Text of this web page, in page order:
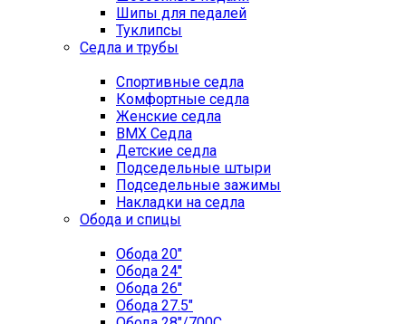
Шипы для педалей
Туклипсы
Седла и трубы
Спортивные седла
Комфортные седла
Женские седла
BMX Седла
Детские седла
Подседельные штыри
Подседельные зажимы
Накладки на седла
Обода и спицы
Обода 20"
Обода 24"
Обода 26"
Обода 27.5"